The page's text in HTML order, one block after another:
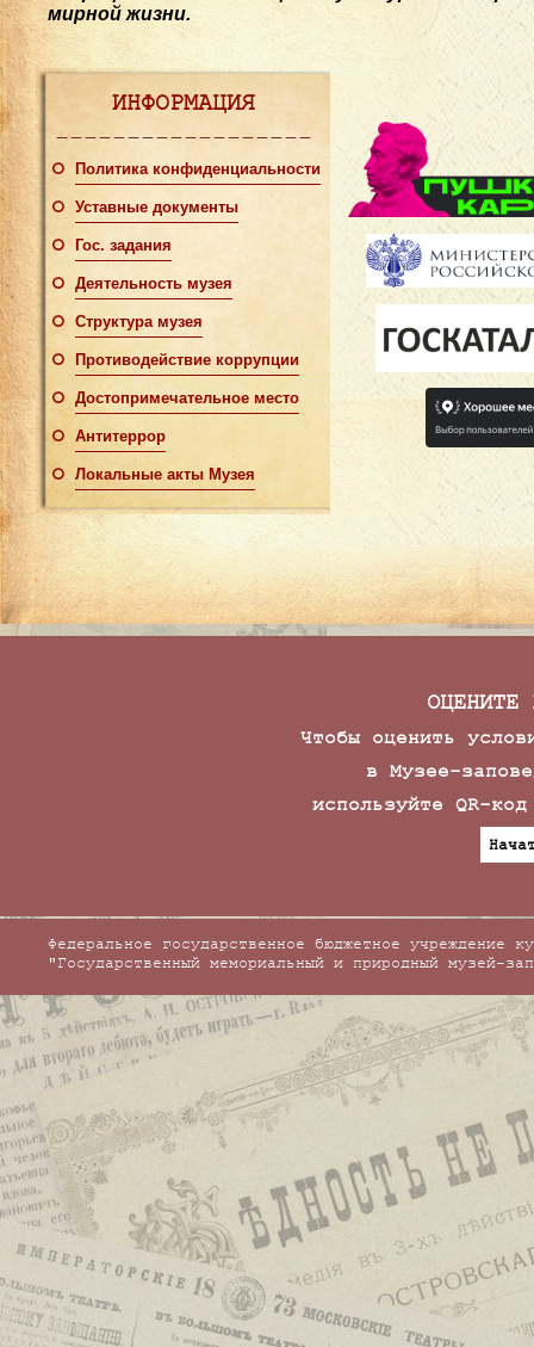
мирной жизни.
ИНФОРМАЦИЯ
Политика конфиденциальности
Уставные документы
Гос. задания
Деятельность музея
Структура музея
Противодействие коррупции
Достопримечательное место
Антитеррор
Локальные акты Музея
ОЦЕНИТЕ
Чтобы оценить
в Музее-
используйте QR-
Федеральное государственное бюджетное учреждение
"Государственный мемориальный и природный музей-